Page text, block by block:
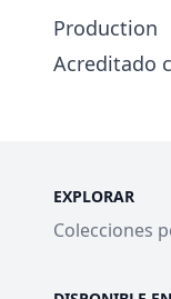
Production
Acreditado
EXPLORAR
Colecciones